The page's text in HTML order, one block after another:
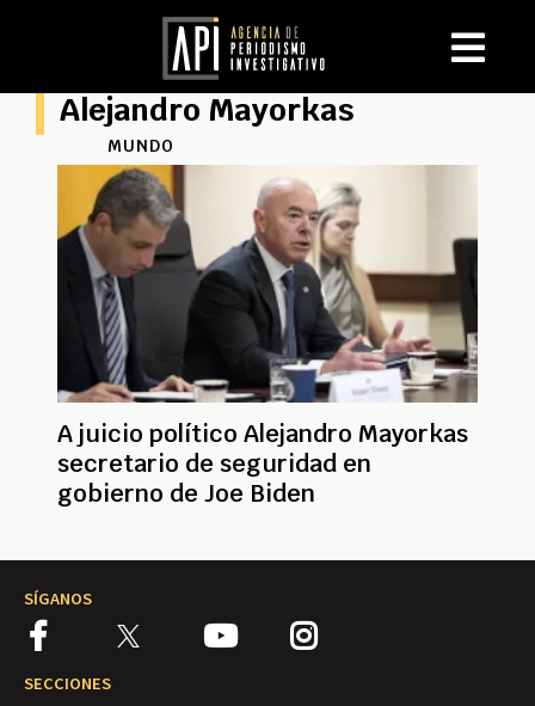
Alejandro Mayorkas
MUNDO
A juicio político Alejandro Mayorkas
secretario de seguridad en
gobierno de Joe Biden
SÍGANOS
SECCIONES